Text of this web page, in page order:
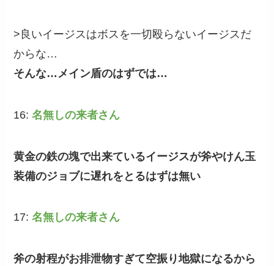
>良いイージスはボスを一切殴らないイージスだ
からな…
そんな…メイン盾のはずでは…
16:名無しの来者さん
黄金の鉄の塊で出来ているイージスが斧やけん玉
装備のジョブに遅れをとるはずは無い
17:名無しの来者さん
斧の射程がお排泄物すぎて空振り地獄になるから